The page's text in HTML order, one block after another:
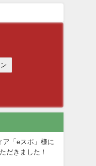
ア「eスポ」様に
だきました！